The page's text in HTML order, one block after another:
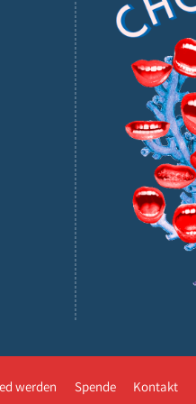
werden Spende Kontakt